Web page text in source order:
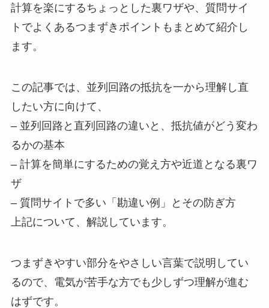
計算を楽にするちょっとした裏ワザや、質問サイ
トでよくあるつまずきポイントもまとめて紹介し
ます。
この記事では、並列回路の抵抗を一から理解し直
したい方に向けて、
– 並列回路と直列回路の違いと、抵抗値がどう変わ
るかの基本
– 計算を簡単にするための覚え方や近道となる裏ワ
ザ
– 質問サイトで多い「勘違い例」とその防ぎ方
上記について、解説しています。
つまずきやすい部分をやさしい言葉で説明してい
るので、電気が苦手な方でも少しずつ理解が進む
はずです。